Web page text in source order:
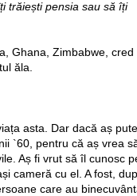
trăiești pensia sau să îți
Ghana, Zimbabwe, cred
ăla.
asta. Dar dacă aș
`60, pentru că aș vrea
Aș fi vrut să îl cunosc
cameră cu el. A fost,
care au